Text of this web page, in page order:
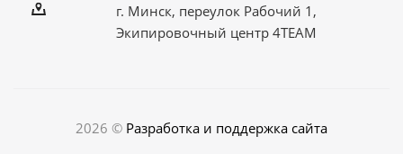
г. Минск, переулок Рабочий 1,
Экипировочный центр 4TEAM
2026 © Разработка и поддержка сайта